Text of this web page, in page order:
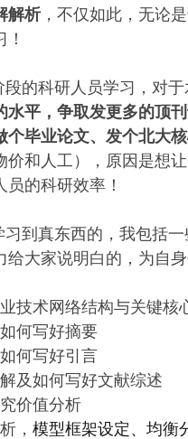
解析，不仅如此，无论
的科研人员学习，对
水平，争取发更多的顶
个毕业论文、发个北大
价和人工），原因是想
的科研效率！
到真东西的，我包括
给大家说明白的，为自
技术网络结构与关键核
何写好摘要
何写好引言
及如何写好文献综述
价值分析
，模型框架设定、均衡